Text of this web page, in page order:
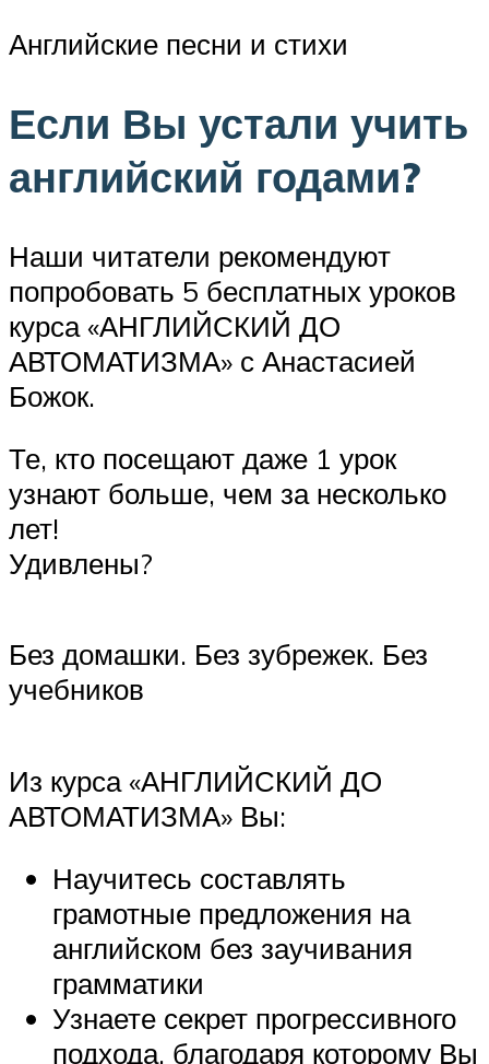
Английские песни и стихи
Если Вы устали учить
английский годами?
Наши читатели рекомендуют
попробовать 5 бесплатных уроков
курса «АНГЛИЙСКИЙ ДО
АВТОМАТИЗМА» с Анастасией
Божок.
Те, кто посещают даже 1 урок
узнают больше, чем за несколько
лет!
Удивлены?
Без домашки. Без зубрежек. Без
учебников
Из курса «АНГЛИЙСКИЙ ДО
АВТОМАТИЗМА» Вы:
Научитесь составлять
грамотные предложения на
английском без заучивания
грамматики
Узнаете секрет прогрессивного
подхода, благодаря которому Вы